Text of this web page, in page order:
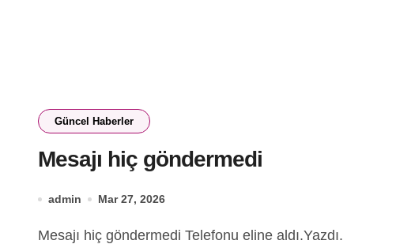
Güncel Haberler
Mesajı hiç göndermedi
admin Mar 27, 2026
Mesajı hiç göndermedi Telefonu eline aldı.Yazdı.